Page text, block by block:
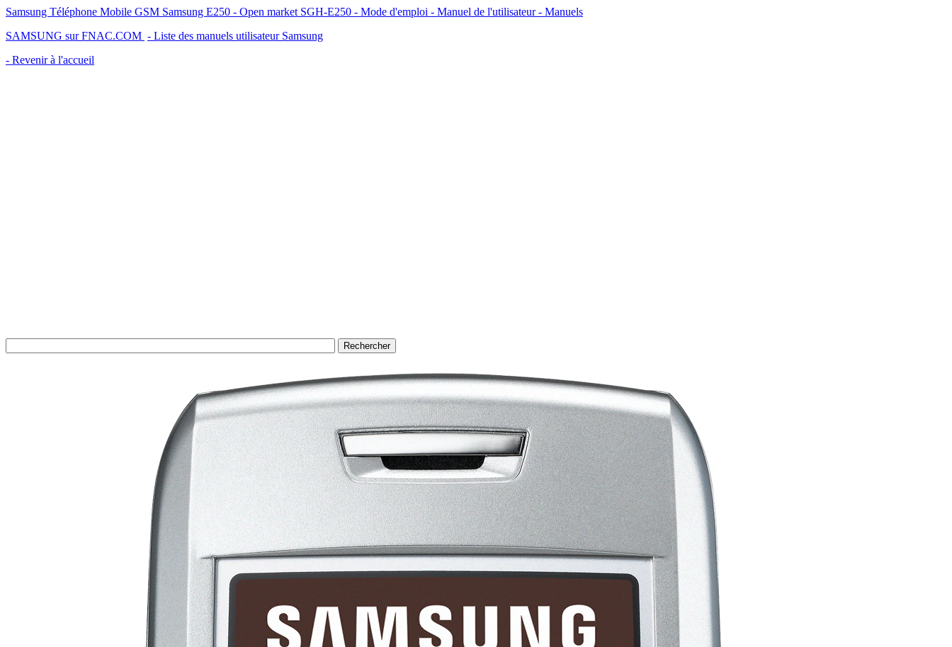
Samsung Téléphone Mobile GSM Samsung E250 - Open market SGH-E250 - Mode d'emploi - Manuel de l'utilisateur - Manuels
SAMSUNG sur FNAC.COM - Liste des manuels utilisateur Samsung
- Revenir à l'accueil